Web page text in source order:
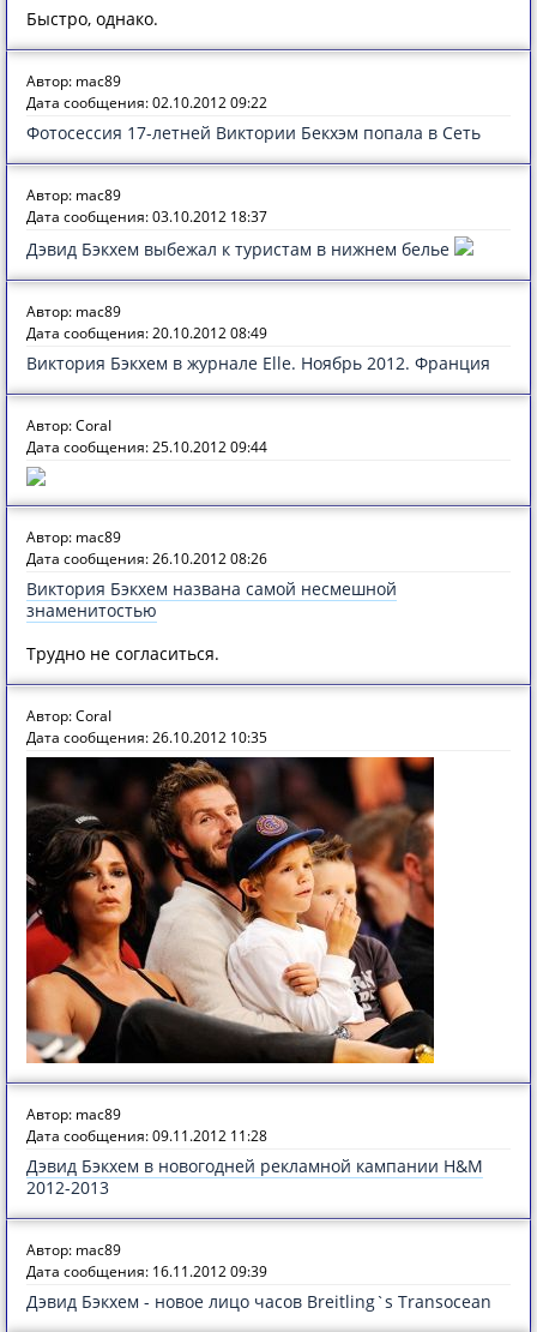
Быстро, однако.
Автор: mac89
Дата сообщения: 02.10.2012 09:22
Фотосессия 17-летней Виктории Бекхэм попала в Сеть
Автор: mac89
Дата сообщения: 03.10.2012 18:37
Дэвид Бэкхем выбежал к туристам в нижнем белье
Автор: mac89
Дата сообщения: 20.10.2012 08:49
Виктория Бэкхем в журнале Elle. Ноябрь 2012. Франция
Автор: CoraI
Дата сообщения: 25.10.2012 09:44
Автор: mac89
Дата сообщения: 26.10.2012 08:26
Виктория Бэкхем названа самой несмешной
знаменитостью
Трудно не согласиться.
Автор: CoraI
Дата сообщения: 26.10.2012 10:35
Автор: mac89
Дата сообщения: 09.11.2012 11:28
Дэвид Бэкхем в новогодней рекламной кампании H&M
2012-2013
Автор: mac89
Дата сообщения: 16.11.2012 09:39
Дэвид Бэкхем - новое лицо часов Breitling`s Transocean